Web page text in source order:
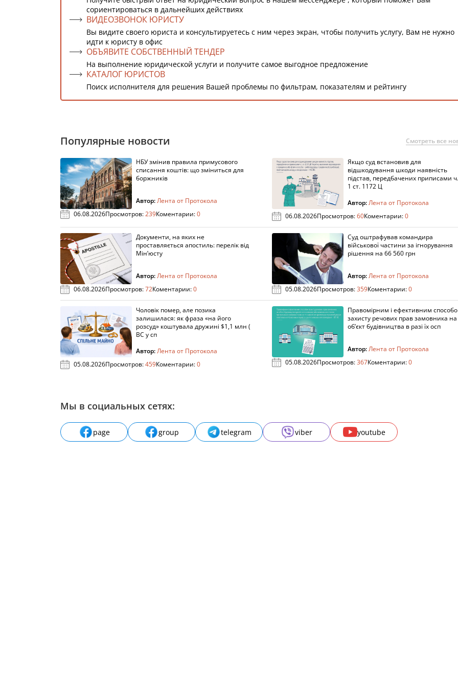
сориентироваться в дальнейших действиях
ВИДЕОЗВОНОК ЮРИСТУ
Вы видите своего юриста и консультируетесь с ним через экран, чтобы получить услугу, Вам не нужно
идти к юристу в офис
ОБЪЯВИТЕ СОБСТВЕННЫЙ ТЕНДЕР
На выполнение юридической услуги и получите самое выгодное предложение
КАТАЛОГ ЮРИСТОВ
Поиск исполнителя для решения Вашей проблемы по фильтрам, показателям и рейтингу
Популярные новости Смотреть все
НБУ змінив правила примусового
списання коштів: що зміниться для
боржників
Автор:Лента от Протокола
06.08.2026Просмотров:239Коментарии:0
Якщо суд встановив для
відшкодування шкоди наявність
підстав, передбачених приписами ч.
1 ст. 1172 Ц
Автор:Лента от Протокола
06.08.2026Просмотров:60Коментарии:0
Документи, на яких не
проставляється апостиль: перелік від
Мін’юсту
Автор:Лента от Протокола
06.08.2026Просмотров:72Коментарии:0
Суд оштрафував командира
військової частини за ігнорування
рішення на 66 560 грн
Автор:Лента от Протокола
05.08.2026Просмотров:359Коментарии:0
Чоловік помер, але позика
залишилася: як фраза «на його
розсуд» коштувала дружині $1,1 млн (
ВС у сп
Автор:Лента от Протокола
05.08.2026Просмотров:459Коментарии:0
Правомірним і ефективним
захисту речових прав замовника на
об’єкт будівництва в разі їх осп
Автор:Лента от Протокола
05.08.2026Просмотров:367Коментарии:0
Мы в социальных сетях:
page group telegram viber youtube